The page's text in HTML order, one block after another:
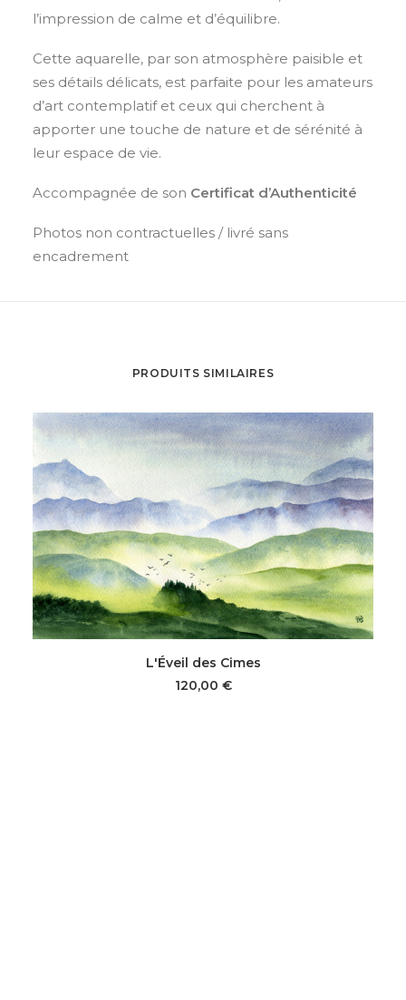
l’impression de calme et d’équilibre.
Cette aquarelle, par son atmosphère paisible et
ses détails délicats, est parfaite pour les amateurs
d’art contemplatifet ceux qui cherchent à
apporter une touche de nature et de sérénité à
leur espace de vie.
Accompagnée de son Certificat d’Authenticité
Photos non contractuelles / livré sans
encadrement
PRODUITS SIMILAIRES
AJOUTER AU PANIER
L'Éveil des Cimes
120,00 €